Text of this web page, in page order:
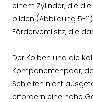
einem Zylinder, die
bilden (Abbildung 5-
Förderventilsitz, die
Der Kolben und die
Komponentenpaar,
Schleifen nicht
erfordern eine hohe